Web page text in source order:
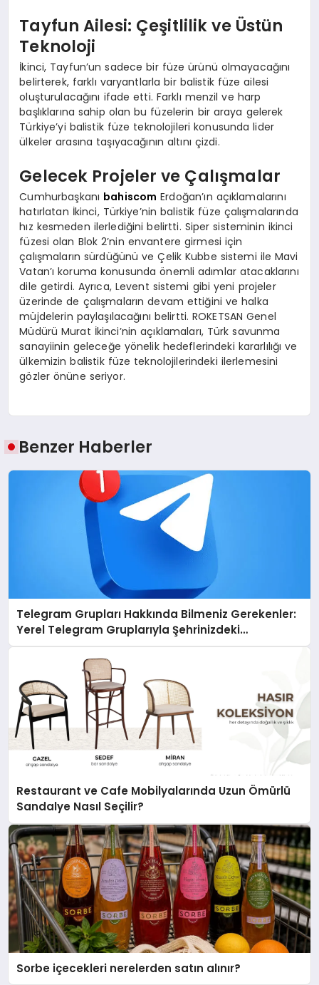
Tayfun Ailesi: Çeşitlilik ve Üstün
Teknoloji
İkinci, Tayfun’un sadece bir füze ürünü olmayacağını
belirterek, farklı varyantlarla bir balistik füze ailesi
oluşturulacağını ifade etti. Farklı menzil ve harp
başlıklarına sahip olan bu füzelerin bir araya gelerek
Türkiye’yi balistik füze teknolojileri konusunda lider
ülkeler arasına taşıyacağının altını çizdi.
Gelecek Projeler ve Çalışmalar
Cumhurbaşkanı bahiscom Erdoğan’ın açıklamalarını
hatırlatan İkinci, Türkiye’nin balistik füze çalışmalarında
hız kesmeden ilerlediğini belirtti. Siper sisteminin ikinci
füzesi olan Blok 2’nin envantere girmesi için
çalışmaların sürdüğünü ve Çelik Kubbe sistemi ile Mavi
Vatan’ı koruma konusunda önemli adımlar atacaklarını
dile getirdi. Ayrıca, Levent sistemi gibi yeni projeler
üzerinde de çalışmaların devam ettiğini ve halka
müjdelerin paylaşılacağını belirtti. ROKETSAN Genel
Müdürü Murat İkinci’nin açıklamaları, Türk savunma
sanayiinin geleceğe yönelik hedeflerindeki kararlılığı ve
ülkemizin balistik füze teknolojilerindeki ilerlemesini
gözler önüne seriyor.
Benzer Haberler
Telegram Grupları Hakkında Bilmeniz Gerekenler:
Yerel Telegram Gruplarıyla Şehrinizdeki
Topluluklara Ulaşın
Restaurant ve Cafe Mobilyalarında Uzun Ömürlü
Sandalye Nasıl Seçilir?
Sorbe içecekleri nerelerden satın alınır?